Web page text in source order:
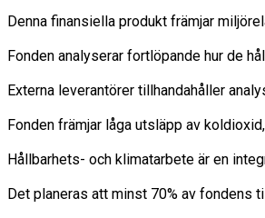
Denna finansiella produkt främjar
Fonden analyserar fortlöpande hur de
Externa leverantörer tillhandahåller
Fonden främjar låga utsläpp av
Hållbarhets- och klimatarbete är en
Det planeras att minst 70% av fondens